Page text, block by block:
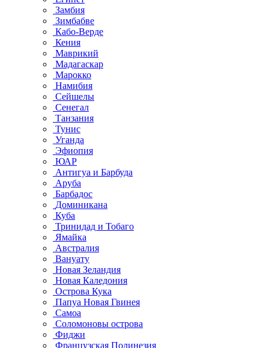
Замбия
Зимбабве
Кабо-Верде
Кения
Маврикий
Мадагаскар
Марокко
Намибия
Сейшелы
Сенегал
Танзания
Тунис
Уганда
Эфиопия
ЮАР
Антигуа и Барбуда
Аруба
Барбадос
Доминикана
Куба
Тринидад и Тобаго
Ямайка
Австралия
Вануату
Новая Зеландия
Новая Каледония
Острова Кука
Папуа Новая Гвинея
Самоа
Соломоновы острова
Фиджи
Французская Полинезия